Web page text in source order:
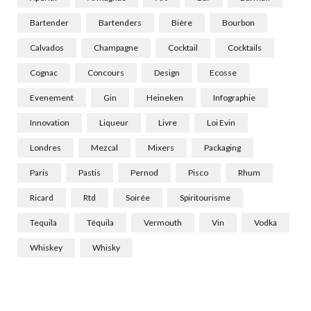
Bartender Bartenders Bière Bourbon
Calvados Champagne Cocktail Cocktails
Cognac Concours Design Ecosse
Evenement Gin Heineken Infographie
Innovation Liqueur Livre Loi Evin
Londres Mezcal Mixers Packaging
Paris Pastis Pernod Pisco Rhum
Ricard Rtd Soirée Spiritourisme
Tequila Téquila Vermouth Vin Vodka
Whiskey Whisky